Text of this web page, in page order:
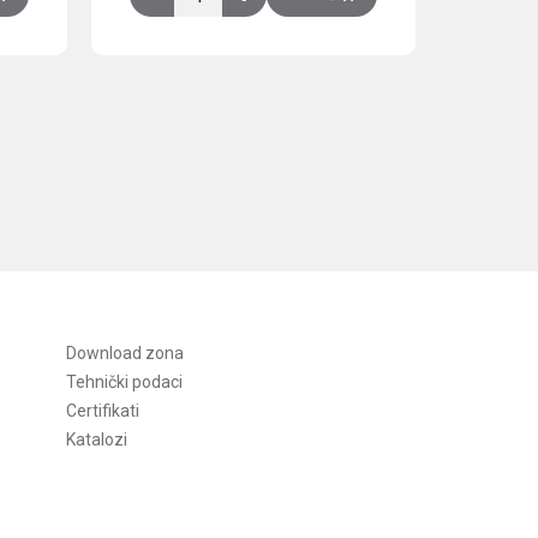
Download zona
Tehnički podaci
Certifikati
Katalozi